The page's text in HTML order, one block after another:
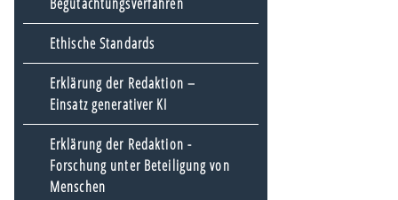
Ethische Standards
Erklärung der Redaktion –
Einsatz generativer KI
Erklärung der Redaktion -
Forschung unter Beteiligung von
Menschen